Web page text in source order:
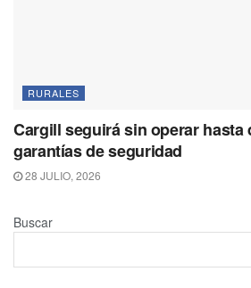
RURALES
Cargill seguirá sin operar hasta
garantías de seguridad
28 JULIO, 2026
Buscar